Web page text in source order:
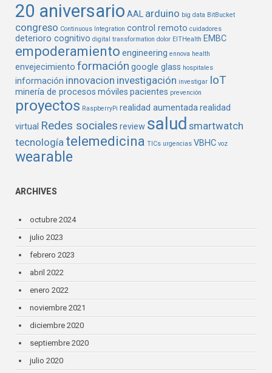
20 aniversario AAL arduino big data BitBucket
congreso Continuous Integration control remoto cuidadores
deterioro cognitivo digital transformation dolor EITHealth EMBC
empoderamiento engineering ennova health
envejecimiento formación google glass hospitales
información innovacion investigación investigar IoT
minería de procesos móviles pacientes prevención
proyectos RaspberryPi realidad aumentadarealidad
virtual Redes sociales review salud smartwatch
tecnología telemedicina TICs urgencias VBHC voz
wearable
ARCHIVES
octubre 2024
julio 2023
febrero 2023
abril 2022
enero 2022
noviembre 2021
diciembre 2020
septiembre 2020
julio 2020